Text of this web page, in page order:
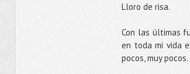
Lloro de risa.
Con las últimas
en toda mi vida
pocos, muy pocos.